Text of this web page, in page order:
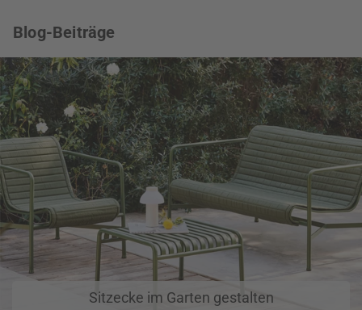
Blog-Beiträge
Sitzecke im Garten gestalten